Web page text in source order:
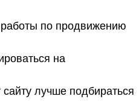
работы по продвижению
на
лучше подбираться